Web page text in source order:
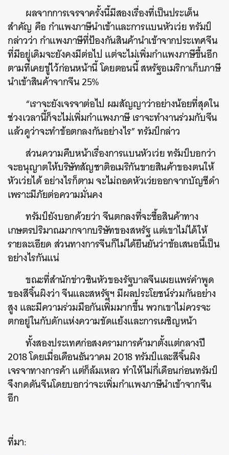
ผลจากการเจรจาครั้งนี้มีสองเรื่องที่เป็นประเด็น
สำคัญ คือ กำแพงภาษีนำเข้าและการแบนหัวเว่ย ทรัมป์
กล่าวว่า กำแพงภาษีที่ป้องกันสินค้านำเข้าจากประเทศจีน
ที่มีอยู่เดิมจะยังคงมีต่อไป แต่จะไม่เพิ่มกำแพงภาษีขึ้นอีก
ตามที่เคยขู่ไว้ก่อนหน้านี้ โดยตอนนี้ สหรัฐอเมริกาเก็บภาษี
นำเข้าสินค้าจากจีน 25%
“เราจะยังเจรจาต่อไป ผมสัญญาว่าอย่างน้อยที่สุดใน
ช่วงเวลานี้ก็จะไม่เพิ่มกำแพงภาษี เราจะทำงานร่วมกับจีน
แล้วดูว่าจะทำข้อตกลงกันอย่างไร” ทรัมป์กล่าว
ส่วนความคืบหน้าเรื่องการแบนหัวเว่ย ทรัมป์บอกว่า
จะอนุญาตให้บริษัทสัญชาติอเมริกันขายสินค้าของตนให้
หัวเว่ยได้ อย่างไรก็ตาม จะไม่ถอดหัวเว่ยออกจากบัญชีดำ
เพราะมีภัยต่อความมั่นคง
ทรัมป์ยังบอกด้วยว่า จีนตกลงที่จะซื้อสินค้าทาง
เกษตรปริมาณมากจากบริษัทของสหรัฐ แต่เขาไม่ได้ให้
รายละเอียด ส่วนทางการจีนก็ไม่ได้ยืนยันว่าข้อเสนอนี้เป็น
อย่างไรกันแน่
ขณะที่สำนักข่าวซินหัวของรัฐบาลจีนเผยแพร่คำพูด
ของสีจิ้นผิงว่า จีนและสหรัฐฯ มีผลประโยชน์ร่วมกันอย่าง
สูง และมีความร่วมมือกันเพิ่มมากขึ้น พวกเขาไม่ควรจะ
ตกอยู่ในกับดักแห่งความขัดแย้งและการเผชิญหน้า
ทั้งสองประเทศก่อสงครามการค้ามาตั้งแต่กลางปี
2018 โดยเมื่อเดือนธันวาคม 2018 ทรัมป์และสีจิ้นผิง
เจรจาทางการค้า แต่ก็ล้มเหลว ทำให้ไม่กี่เดือนก่อนทรัมป์
จึงกดดันจีนโดยบอกว่าจะเพิ่มกำแพงภาษีนำเข้าจากจีน
อีก
ที่มา:
ค้นหา